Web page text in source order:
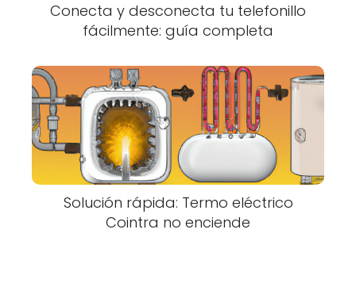
Conecta y desconecta tu telefonillo
fácilmente: guía completa
Solución rápida: Termo eléctrico
Cointra no enciende